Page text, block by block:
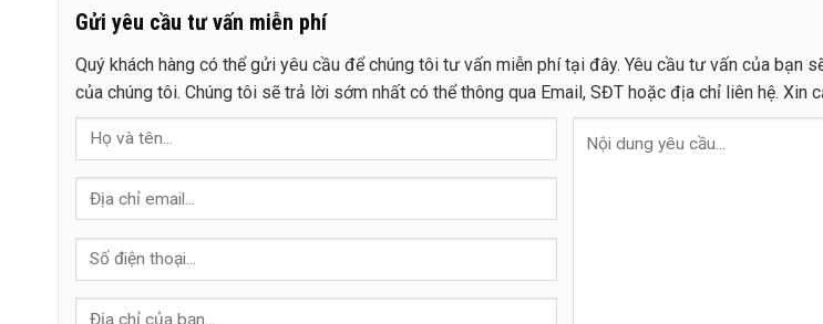
Gửi yêu cầu tư vấn miễn phí
Quý khách hàng có thể gửi yêu cầu để chúng tôi tư vấn miễn phí tại đây. Yêu cầu tư vấn của bạn
của chúng tôi. Chúng tôi sẽ trả lời sớm nhất có thể thông qua Email, SĐT hoặc địa chỉ liên hệ. Xin